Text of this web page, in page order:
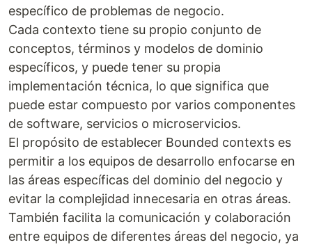
específico de problemas de negocio.
Cada contexto tiene su propio conjunto de
conceptos, términos y modelos de dominio
específicos, y puede tener su propia
implementación técnica, lo que significa que
puede estar compuesto por varios componentes
de software, servicios o microservicios.
El propósito de establecer Bounded contexts es
permitir a los equipos de desarrollo enfocarse en
las áreas específicas del dominio del negocio y
evitar la complejidad innecesaria en otras áreas.
También facilita la comunicación y colaboración
entre equipos de diferentes áreas del negocio, ya